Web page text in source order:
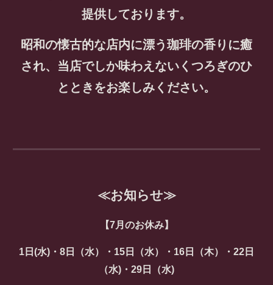
提供しております。
昭和の懐古的な店内に漂う珈琲の香りに癒
され、当店でしか味わえないくつろぎのひ
とときをお楽しみください。
≪お知らせ≫
【7月のお休み】
1 日(水)・ 8 日（水）・ 15 日（水）・16 日（木）・22 日
（水)・29 日（水)